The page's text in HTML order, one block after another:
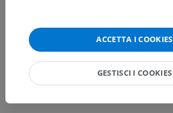
ACCETTA I COOKIES
GESTISCI I COOKIES